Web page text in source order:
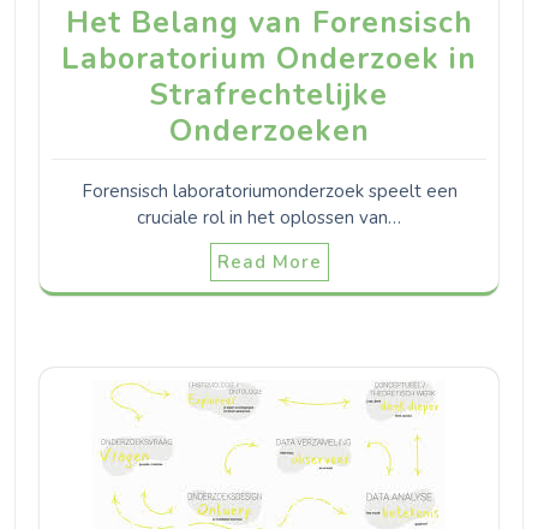
Het Belang van Forensisch
Laboratorium Onderzoek in
Strafrechtelijke
Onderzoeken
Forensisch laboratoriumonderzoek speelt een
cruciale rol in het oplossen van…
Read More